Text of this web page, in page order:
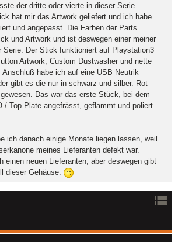
der dritte oder vierte in dieser Serie
hat mir das Artwork geliefert und ich habe
und angepasst. Die Farben der Parts
und Artwork und ist deswegen einer meiner
Serie. Der Stick funktioniert auf Playstation3
Artwork, Custom Dustwasher und nette
habe ich auf eine USB Neutrik
gibt es die nur in schwarz und silber. Rot
Das war das erste Stück, bei dem
/ Top Plate angefrässt, geflammt und poliert
ich danach einige Monate liegen lassen, weil
meines Lieferanten defekt war.
einen neuen Lieferanten, aber deswegen gibt
dieser Gehäuse.